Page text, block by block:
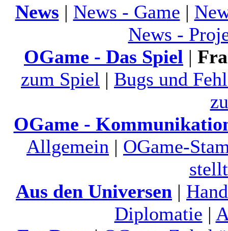
News | News - Game |
News -
OGame - Das Spiel |
zum Spiel | Bugs und
OGame -
Allgemein | OGame-
Aus den Universen |
Diplomatie |